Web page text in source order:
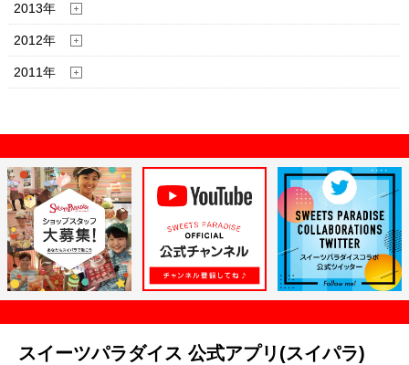
2013年
2012年
2011年
スイーツパラダイス 公式アプリ(スイパラ)